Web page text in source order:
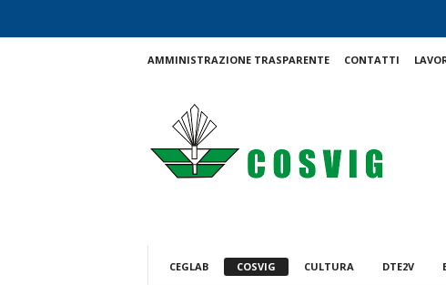
AMMINISTRAZIONE TRASPARENTE CONTATTI
CEGLAB COSVIG CULTURA DTE2V